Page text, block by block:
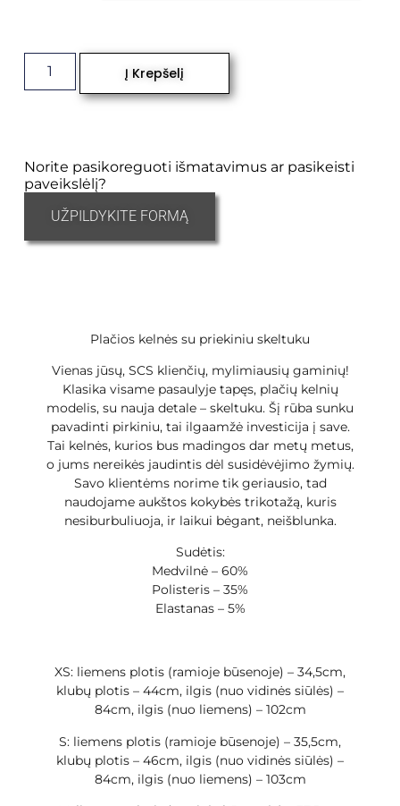
Plačios kelnės su priekiniu skeltuku
Vienas jūsų, SCS klienčių, mylimiausių gaminių!
Klasika visame pasaulyje tapęs, plačių kelnių
modelis, su nauja detale – skeltuku. Šį rūba sunku
pavadinti pirkiniu, tai ilgaamžė investicija į save.
Tai kelnės, kurios bus madingos dar metų metus,
o jums nereikės jaudintis dėl susidėvėjimo žymių.
Savo klientėms norime tik geriausio, tad
naudojame aukštos kokybės trikotažą, kuris
nesiburbuliuoja, ir laikui bėgant, neišblunka.
Sudėtis:
Medvilnė – 60%
Polisteris – 35%
Elastanas – 5%
XS: liemens plotis (ramioje būsenoje) – 34,5cm,
klubų plotis – 44cm, ilgis (nuo vidinės siūlės) –
84cm, ilgis (nuo liemens) – 102cm
S: liemens plotis (ramioje būsenoje) – 35,5cm,
klubų plotis – 46cm, ilgis (nuo vidinės siūlės) –
84cm, ilgis (nuo liemens) – 103cm
Į Krepšelį
Norite pasikoreguoti išmatavimus ar pasikeisti
paveikslėlį?
UŽPILDYKITE FORMĄ